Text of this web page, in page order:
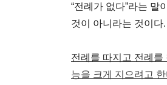
“전례가 없다”라는 말
것이 아니라는 것이다.
전례를 따지고 전례를
능을 크게 지으려고